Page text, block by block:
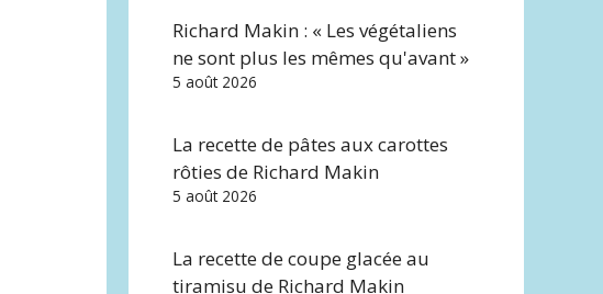
Richard Makin : « Les végétaliens
ne sont plus les mêmes qu'avant »
5 août 2026
La recette de pâtes aux carottes
rôties de Richard Makin
5 août 2026
La recette de coupe glacée au
tiramisu de Richard Makin